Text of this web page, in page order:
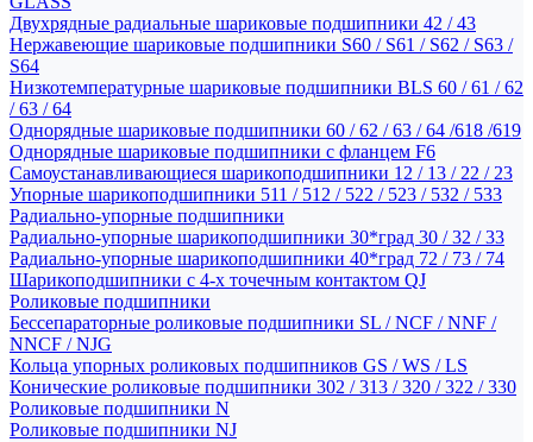
Двухрядные радиальные шариковые подшипники 42 / 43
Нержавеющие шариковые подшипники S60 / S61 / S62 / S63 /
S64
Низкотемпературные шариковые подшипники BLS 60 / 61 / 62
/ 63 / 64
Однорядные шариковые подшипники 60 / 62 / 63 / 64 /618 /619
Однорядные шариковые подшипники с фланцем F6
Самоустанавливающиеся шарикоподшипники 12 / 13 / 22 / 23
Упорные шарикоподшипники 511 / 512 / 522 / 523 / 532 / 533
Радиально-упорные подшипники
Радиально-упорные шарикоподшипники 30*град 30 / 32 / 33
Радиально-упорные шарикоподшипники 40*град 72 / 73 / 74
Шарикоподшипники с 4-х точечным контактом QJ
Роликовые подшипники
Бессепараторные роликовые подшипники SL / NCF / NNF /
NNCF / NJG
Кольца упорных роликовых подшипников GS / WS / LS
Конические роликовые подшипники 302 / 313 / 320 / 322 / 330
Роликовые подшипники N
Роликовые подшипники NJ